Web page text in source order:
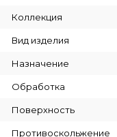
Коллекция
Вид изделия
Назначение
Обработка
Поверхность
Противоскольжение